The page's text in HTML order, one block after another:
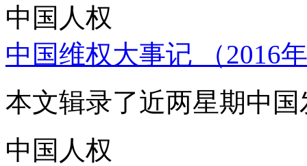
中国人权
中国维权大事记 （2016
本文辑录了近两星期中
中国人权